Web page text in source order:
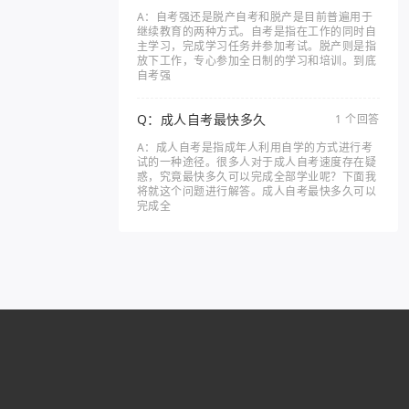
A：自考强还是脱产自考和脱产是目前普遍用于
继续教育的两种方式。自考是指在工作的同时自
主学习，完成学习任务并参加考试。脱产则是指
放下工作，专心参加全日制的学习和培训。到底
自考强
Q：成人自考最快多久
1 个回答
A：成人自考是指成年人利用自学的方式进行考
试的一种途径。很多人对于成人自考速度存在疑
惑，究竟最快多久可以完成全部学业呢？下面我
将就这个问题进行解答。成人自考最快多久可以
完成全